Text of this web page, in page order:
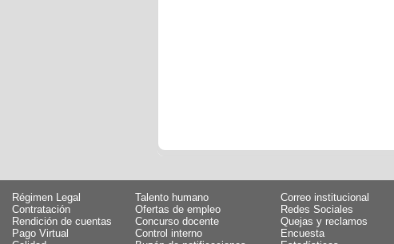
Régimen Legal
Talento humano
Contratación
Ofertas de empleo
Rendición de cuentas
Concurso docente
Pago Virtual
Control interno
Correo institucional
Redes Sociales
Quejas y reclamos
Encuesta